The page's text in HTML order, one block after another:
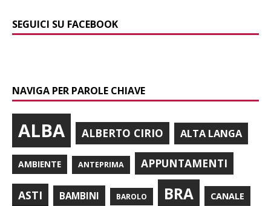
SEGUICI SU FACEBOOK
NAVIGA PER PAROLE CHIAVE
ALBA ALBERTO CIRIO ALTA LANGA
AMBIENTE ANTEPRIMA APPUNTAMENTI
ASTI BAMBINI BAROLO BRA CANALE